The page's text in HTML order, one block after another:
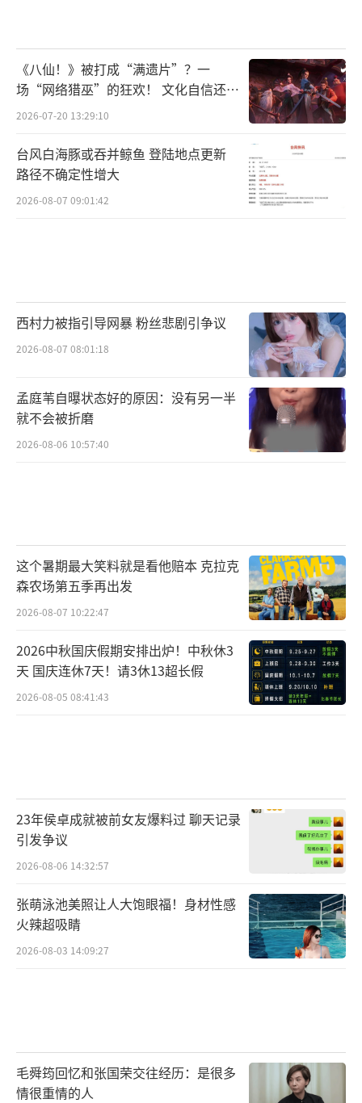
《八仙！》被打成“满遗片”？一
场“网络猎巫”的狂欢！ 文化自信还是
焦虑？
2026-07-20 13:29:10
台风白海豚或吞并鲸鱼 登陆地点更新
路径不确定性增大
2026-08-07 09:01:42
西村力被指引导网暴 粉丝悲剧引争议
2026-08-07 08:01:18
孟庭苇自曝状态好的原因：没有另一半
就不会被折磨
2026-08-06 10:57:40
这个暑期最大笑料就是看他赔本 克拉克
森农场第五季再出发
2026-08-07 10:22:47
2026中秋国庆假期安排出炉！中秋休3
天 国庆连休7天！请3休13超长假
2026-08-05 08:41:43
23年侯卓成就被前女友爆料过 聊天记录
引发争议
2026-08-06 14:32:57
张萌泳池美照让人大饱眼福！身材性感
火辣超吸睛
2026-08-03 14:09:27
毛舜筠回忆和张国荣交往经历：是很多
情很重情的人